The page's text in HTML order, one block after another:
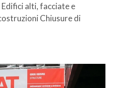
alti, facciate e
Chiusure di